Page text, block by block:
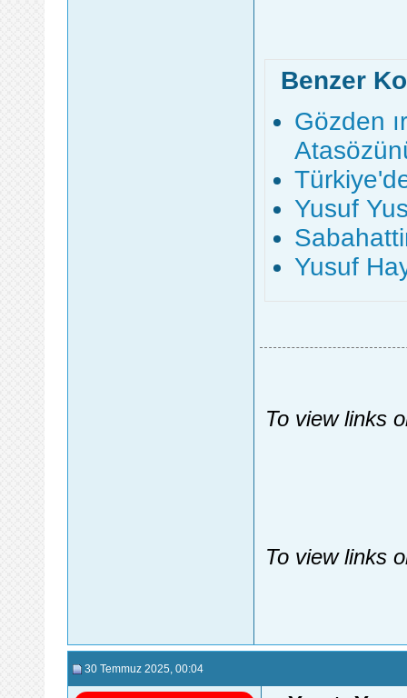
Benzer
Gözden
Yusuf
Yusuf
To view links
To view links
30 Temmuz 2025 , 00:04